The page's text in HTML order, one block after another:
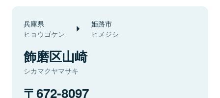
兵庫県
ヒョウゴケン
姫路市
ヒメジシ
飾磨区山崎
シカマクヤマサキ
672-8097